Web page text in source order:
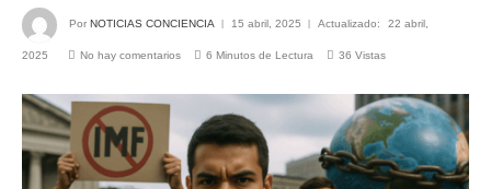
Por NOTICIAS CONCIENCIA 15 abril, 2025 Actualizado: 22 abril,
2025 No hay comentarios 6 Minutos de Lectura 36 Vistas